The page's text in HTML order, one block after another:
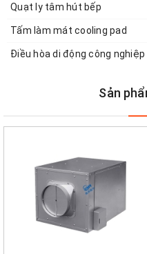
Quạt ly tâm hút bếp
Tấm làm mát cooling pad
Điều hòa di động công nghiệp
Sản